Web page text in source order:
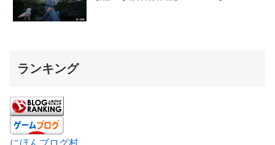
ランキング
にほんブログ村